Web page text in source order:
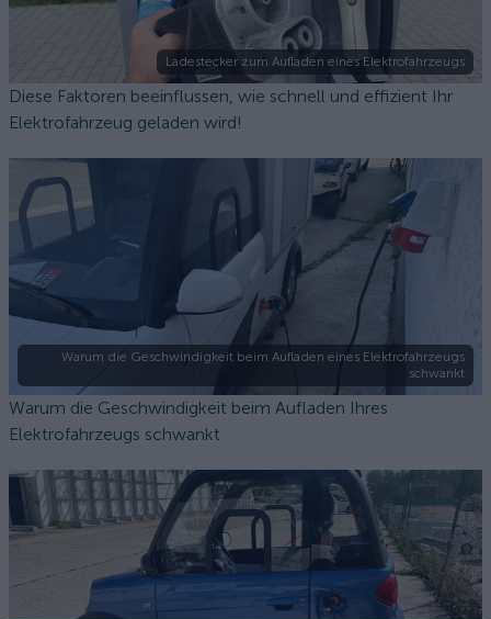
Ladestecker zum Aufladen eines Elektrofahrzeugs
Diese Faktoren beeinflussen, wie schnell und effizient Ihr
Elektrofahrzeug geladen wird!
Warum die Geschwindigkeit beim Aufladen eines Elektrofahrzeugs
schwankt
Warum die Geschwindigkeit beim Aufladen Ihres
Elektrofahrzeugs schwankt